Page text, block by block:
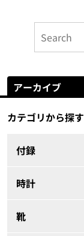
アーカイブ
カテゴリから探す
付録
時計
靴